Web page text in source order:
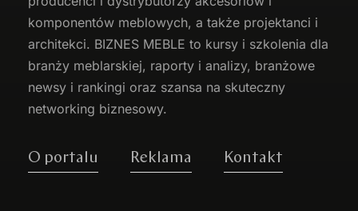
komponentów meblowych, a także projektanci i
architekci. BIZNES MEBLE to kursy i szkolenia dla
branży meblarskiej, raporty i analizy, branżowe
newsy i rankingi oraz szansa na skuteczny
networking biznesowy.
O portalu Reklama Kontakt